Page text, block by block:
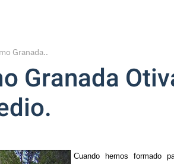
Granada..
Granada
Cuando hemos formado